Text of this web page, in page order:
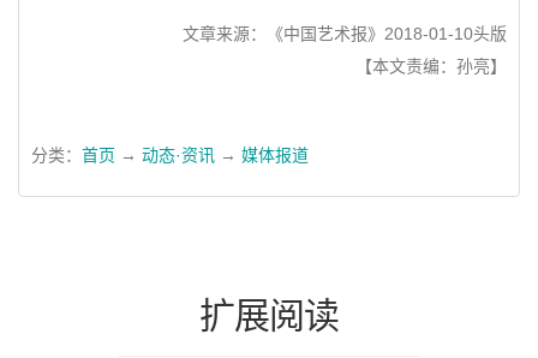
文章来源：《中国艺术报》2018-01-10头版
【本文责编：孙亮】
分类： 首页 → 动态·资讯 → 媒体报道
扩展阅读